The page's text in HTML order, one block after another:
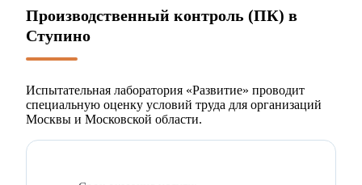
Производственный контроль (ПК) в
Ступино
Испытательная лаборатория «Развитие» проводит
специальную оценку условий труда для организаций
Москвы и Московской области.